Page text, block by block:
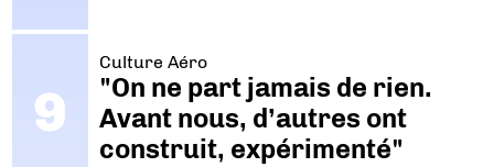
Culture Aéro
"On ne part jamais de rien.
Avant nous, d’autres ont
construit, expérimenté"